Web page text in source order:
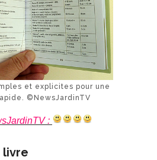
et explicites pour une
©NewsJardinTV
:
livre